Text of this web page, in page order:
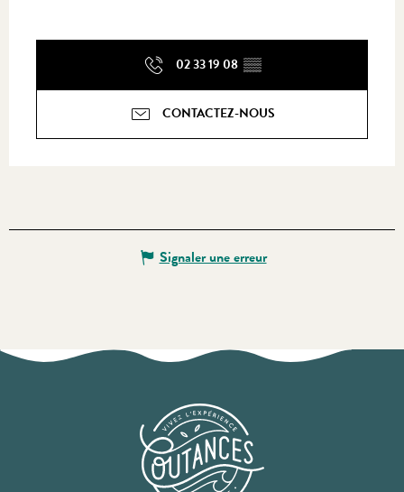
02 33 19 08 ▒▒
CONTACTEZ-NOUS
Signaler une erreur